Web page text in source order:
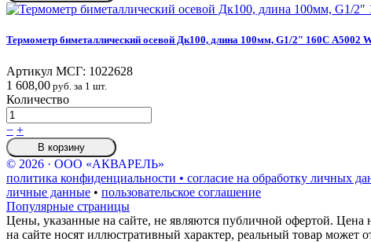
Термометр биметаллический осевой Дк100, длина 100мм, G1/2″ 160C А5002
Артикул МСГ: 1022628
1 608,00 руб. за 1 шт.
Количество
− +
В корзину
© 2026 · ООО «АКВАРЕЛЬ»
политика конфиденциальности • согласие на обработку личных
личные данные • пользовательское соглашение
Популярные страницы
Цены, указанные на сайте, не являются публичной офертой.
на сайте носят иллюстративный характер, реальный товар может